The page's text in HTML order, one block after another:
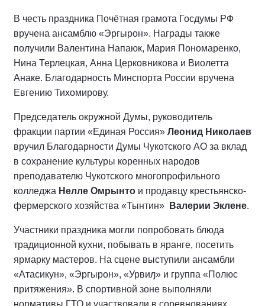
В честь праздника Почётная грамота Госдумы РФ
вручена ансамблю «Эргырон». Награды также
получили Валентина Напаюк, Мария Пономаренко,
Нина Терлецкая, Анна Церковникова и Виолетта
Анаке. Благодарность Минспорта России вручена
Евгению Тихомирову.
Председатель окружной Думы, руководитель
фракции партии «Единая Россия» Леонид Николаев
вручил Благодарности Думы Чукотского АО за вклад
в сохранение культуры коренных народов
преподавателю Чукотского многопрофильного
колледжа Нелле Омрынто и продавцу крестьянско-
фермерского хозяйства «Тынтин»
Валерии Эклене.
Участники праздника могли попробовать блюда
традиционной кухни, побывать в яранге, посетить
ярмарку мастеров. На сцене выступили ансамбли
«Атасикун», «Эргырон», «Урвиԓ» и группа «Полюс
притяжения». В спортивной зоне выполняли
нормативы ГТО и участвовали в соревнованиях.